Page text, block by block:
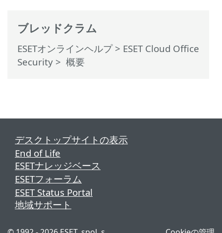
ブレッドクラム
ESETオンラインヘルプ> ESET Cloud Office
Security > 概要
デスクトップサイトの表示
End of Life
ESETナレッジベース
ESETフォーラム
ESET Status Portal
地域サポート